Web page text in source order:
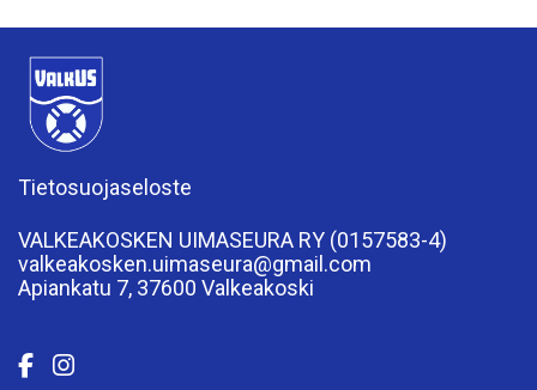
Tietosuojaseloste
VALKEAKOSKEN UIMASEURA RY (0157583-4)
valkeakosken.uimaseura@gmail.com
Apiankatu 7, 37600 Valkeakoski